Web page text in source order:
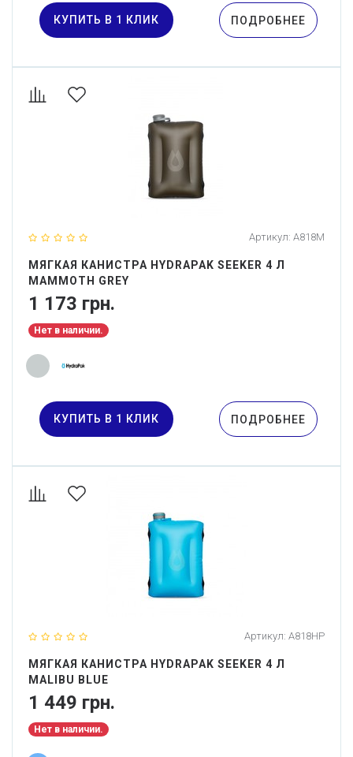
КУПИТЬ В 1 КЛИК ПОДРОБНЕЕ
Артикул: A818M
МЯГКАЯ КАНИСТРА HYDRAPAK SEEKER 4 Л
MAMMOTH GREY
1 173 грн.
Нет в наличии.
КУПИТЬ В 1 КЛИК ПОДРОБНЕЕ
Артикул: A818HP
МЯГКАЯ КАНИСТРА HYDRAPAK SEEKER 4 Л
MALIBU BLUE
1 449 грн.
Нет в наличии.